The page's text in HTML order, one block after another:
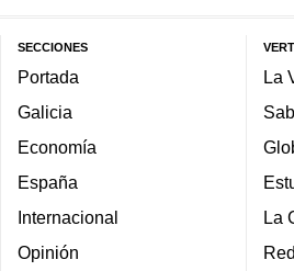
SECCIONES
Portada
Galicia
Economía
España
Internacional
Opinión
La
La
Red